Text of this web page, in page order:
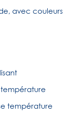
avec couleurs
température